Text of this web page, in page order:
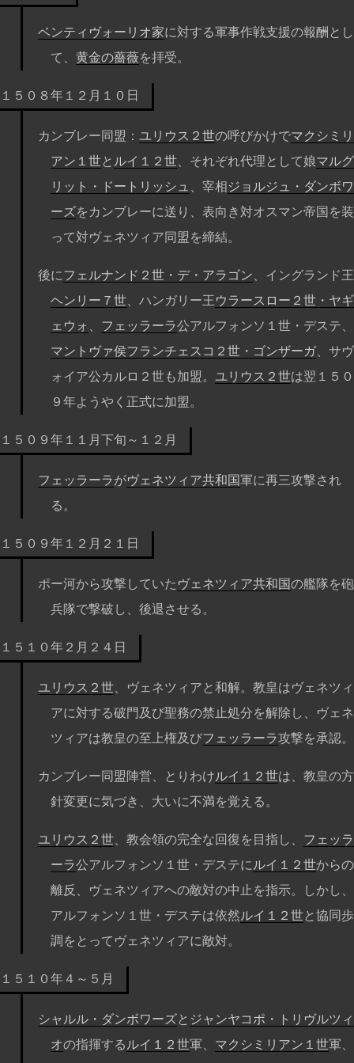
ベンティヴォーリオ家に対する軍事作戦支援の報酬とし
て、 黄金の薔薇を拝受。
１５０８年１２月１０日
カンブレー同盟： ユリウス２世の呼びかけでマクシミリ
アン１世と ルイ１２世 、それぞれ代理として娘マルグ
リット・ドートリッシュ
、宰相 ジョルジュ・ダンボワ
ーズをカンブレーに送り、表向き対オスマン帝国を装
って対ヴェネツィア同盟を締結。
後にフェルナンド２世・デ・アラゴン 、イングランド王
ヘンリー７世 、ハンガリー王ウラースロー２世・ヤギ
ェウォ
フェッラーラ公アルフォンソ１世・デステ、
マントヴァ侯フランチェスコ２世・ゴンザーガ、サヴ
ォイア公カルロ２世も加盟。 ユリウス２世は翌１５０
９年ようやく正式に加盟。
１５０９年１１月下旬～１２月
フェッラーラがヴェネツィア共和国軍に再三攻撃され
る。
１５０９年１２月２１日
ポー河から攻撃していた ヴェネツィア共和国の艦隊を砲
兵隊で撃破し、後退させる。
１５１０年２月２４日
ユリウス２世 、ヴェネツィアと和解。教皇はヴェネツィ
アに対する破門及び聖務の禁止処分を解除し、ヴェネ
ツィアは教皇の至上権及びフェッラーラ攻撃を承認。
カンブレー同盟陣営、とりわけルイ１２世は、教皇の方
針変更に気づき、大いに不満を覚える。
ユリウス２世 、教会領の完全な回復を目指し、 フェッラ
ーラ公アルフォンソ１世・デステに ルイ１２世からの
離反、ヴェネツィアへの敵対の中止を指示。しかし、
アルフォンソ１世・デステは依然ルイ１２世と協同歩
調をとってヴェネツィアに敵対。
１５１０年４～５月
シャルル・ダンボワーズと ジャンヤコポ・トリヴルツィ
オの指揮する ルイ１２世軍、 マクシミリアン１世軍、